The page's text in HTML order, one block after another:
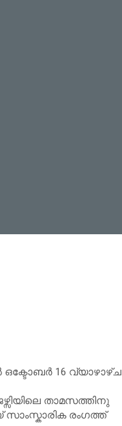
16 വ്യാഴാഴ്ച
താമസത്തിനു
രംഗത്ത്